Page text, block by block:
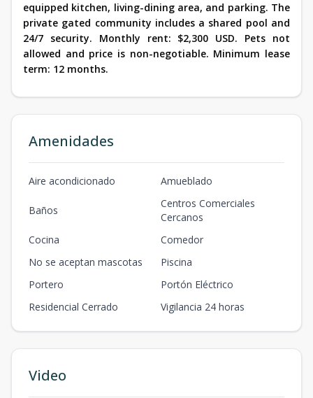
equipped kitchen, living-dining area, and parking. The
private gated community includes a shared pool and
24/7 security. Monthly rent: $2,300 USD. Pets not
allowed and price is non-negotiable. Minimum lease
term: 12 months.
Amenidades
Aire acondicionado Amueblado
Baños
Centros Comerciales
Cercanos
Cocina
Comedor
No se aceptan mascotas
Piscina
Portero
Portón Eléctrico
Residencial Cerrado
Vigilancia 24 horas
Video